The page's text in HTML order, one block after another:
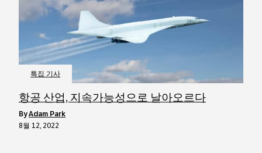
특집 기사
항공 산업, 지속가능성으로 날아오르다
byAdam Park
8월 12, 2022